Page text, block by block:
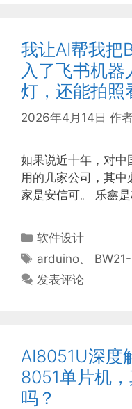
我让AI帮我把
入了飞书机
灯，还能拍照
2026年4月14日 作
如果说近十年，对中
用的几家公司，其中
家是安信可。 乐鑫
分
类
软件设计
标
签
arduino、
发表评论
AI8051U深度
8051单片机
吗？